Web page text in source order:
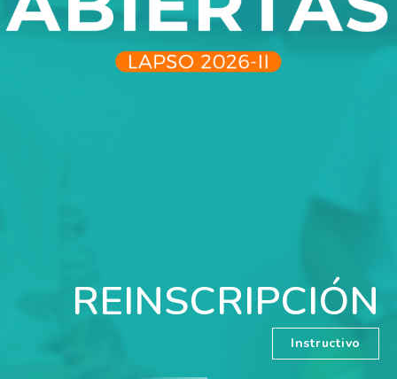
REINSCRIPCIÓN
Instructivo